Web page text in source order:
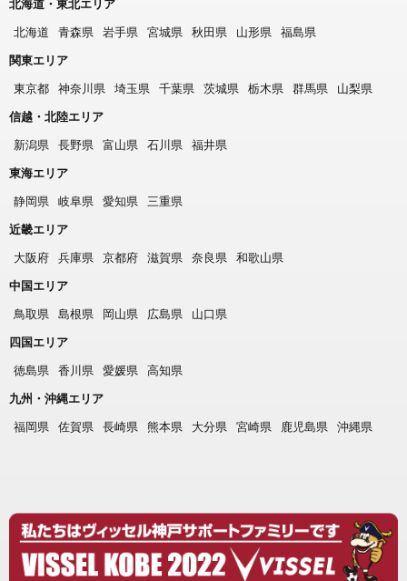
北海道・東北エリア
北海道
青森県 岩手県 宮城県 秋田県 山形県
福島県
関東エリア
東京都
神奈川県 埼玉県 千葉県 茨城県 栃木県 群馬県
山梨県
信越・北陸エリア
新潟県
長野県 富山県 石川県
福井県
東海エリア
静岡県
岐阜県 愛知県
三重県
近畿エリア
大阪府
兵庫県 京都府 滋賀県 奈良県
和歌山県
中国エリア
鳥取県
島根県 岡山県 広島県
山口県
四国エリア
徳島県
香川県 愛媛県
高知県
九州・沖縄エリア
福岡県
佐賀県 長崎県 熊本県 大分県 宮崎県 鹿児島県 沖縄県